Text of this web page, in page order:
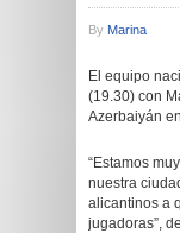
By Marina
El equipo
(19.30) con
Azerbaiyán
“Estamos
nuestra
alicantinos a
jugadoras”,